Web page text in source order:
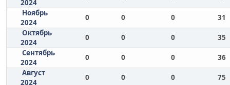
2024
Ноябрь
2024
0 0 0
31
Октябрь
2024
0 0 0
35
Сентябрь
2024
0 0 0
36
Август
2024
0 0 0 75